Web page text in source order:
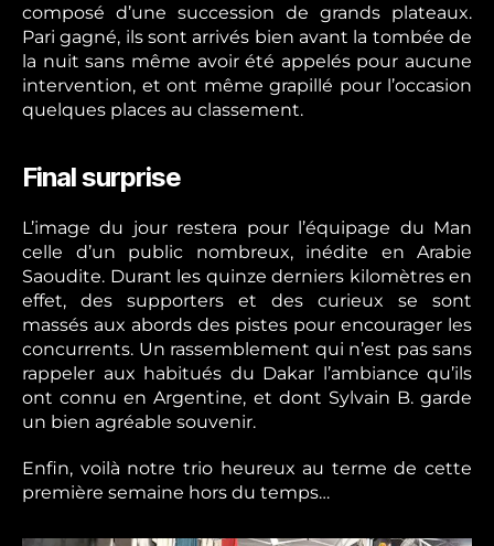
composé d’une succession de grands plateaux.
Pari gagné, ils sont arrivés bien avant la tombée de
la nuit sans même avoir été appelés pour aucune
intervention, et ont même grapillé pour l’occasion
quelques places au classement.
Final surprise
L’image du jour restera pour l’équipage du Man
celle d’un public nombreux, inédite en Arabie
Saoudite. Durant les quinze derniers kilomètres en
effet, des supporters et des curieux se sont
massés aux abords des pistes pour encourager les
concurrents. Un rassemblement qui n’est pas sans
rappeler aux habitués du Dakar l’ambiance qu’ils
ont connu en Argentine, et dont Sylvain B. garde
un bien agréable souvenir.
Enfin, voilà notre trio heureux au terme de cette
première semaine hors du temps…